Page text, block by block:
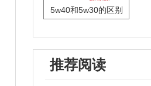
5w40和5w30的区别
推荐阅读